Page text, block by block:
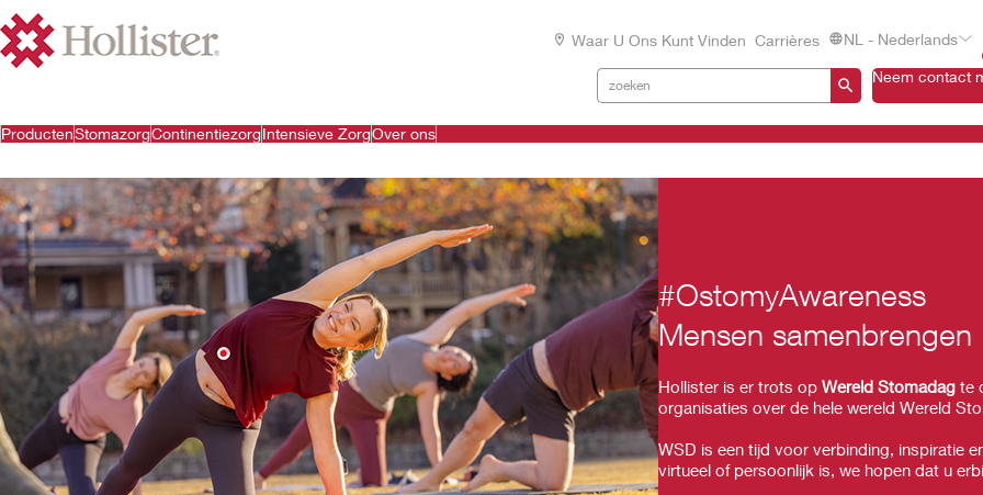
Waar U Ons Kunt Vinden Carrières NL - Nederlands
Neem contact
ProductenStomazorgContinentiezorgIntensieve ZorgOver ons
#OstomyAwareness
Mensen samenbrengen
Hollister is er trots op Wereld Stomadag te
organisaties over de hele wereld Wereld
WSD is een tijd voor verbinding, inspiratie
virtueel of persoonlijk is, we hopen dat u